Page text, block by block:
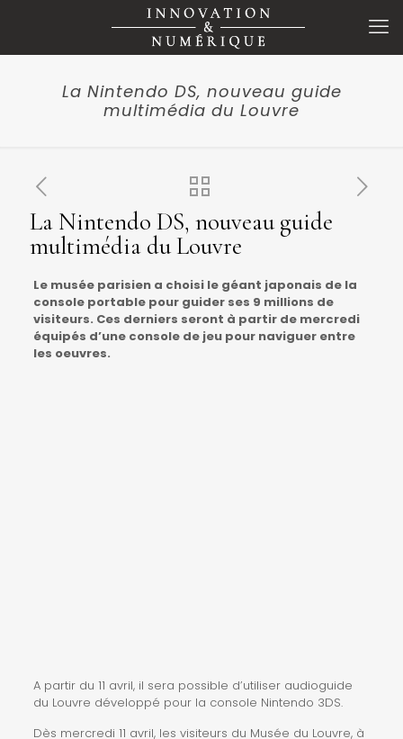
La Nintendo DS, nouveau guide
multimédia du Louvre
La Nintendo DS, nouveau guide
multimédia du Louvre
Le musée parisien a choisi le géant japonais de la
console portable pour guider ses 9 millions de
visiteurs. Ces derniers seront à partir de mercredi
équipés d’une console de jeu pour naviguer entre
les oeuvres.
A partir du 11 avril, il sera possible d’utiliser audioguide
du Louvre développé pour la console Nintendo 3DS.
Dès mercredi 11 avril, les visiteurs du Musée du Louvre, à